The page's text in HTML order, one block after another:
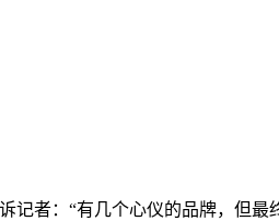
者：“有几个心仪的品牌，但